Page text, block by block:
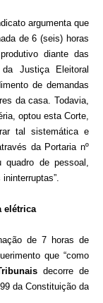
argumenta que
de 6 (seis) horas
diante das
Justiça Eleitoral
de demandas
da casa. Todavia,
optou esta Corte,
tal sistemática e
da Portaria nº
de pessoal,
elétrica
de 7 horas de
que “como
decorre de
da Constituição da